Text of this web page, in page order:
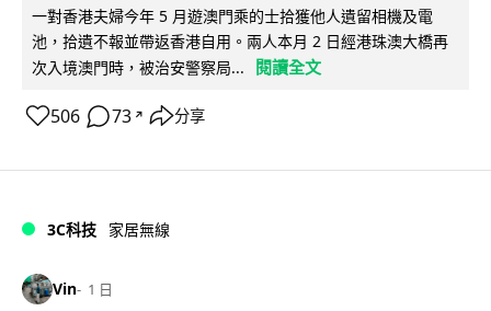
一對香港夫婦今年 5 月遊澳門乘的士拾獲他人遺留相機及電
池，拾遺不報並帶返香港自用。兩人本月 2 日經港珠澳大橋再
次入境澳門時，被治安警察局...
閱讀全文
506 73 ↗ 分享
3C科技 家居無線
Vin 1 日